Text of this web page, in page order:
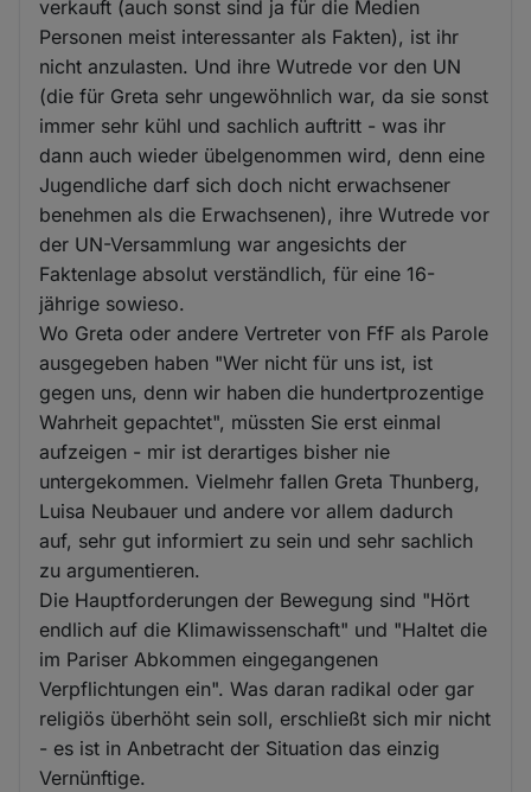
verkauft (auch sonst sind ja für die Medien
Personen meist interessanter als Fakten), ist ihr
nicht anzulasten. Und ihre Wutrede vor den UN
(die für Greta sehr ungewöhnlich war, da sie sonst
immer sehr kühl und sachlich auftritt - was ihr
dann auch wieder übelgenommen wird, denn eine
Jugendliche darf sich doch nicht erwachsener
benehmen als die Erwachsenen), ihre Wutrede vor
der UN-Versammlung war angesichts der
Faktenlage absolut verständlich, für eine 16-
jährige sowieso.
Wo Greta oder andere Vertreter von FfF als Parole
ausgegeben haben "Wer nicht für uns ist, ist
gegen uns, denn wir haben die hundertprozentige
Wahrheit gepachtet", müssten Sie erst einmal
aufzeigen - mir ist derartiges bisher nie
untergekommen. Vielmehr fallen Greta Thunberg,
Luisa Neubauer und andere vor allem dadurch
auf, sehr gut informiert zu sein und sehr sachlich
zu argumentieren.
Die Hauptforderungen der Bewegung sind "Hört
endlich auf die Klimawissenschaft" und "Haltet die
im Pariser Abkommen eingegangenen
Verpflichtungen ein". Was daran radikal oder gar
religiös überhöht sein soll, erschließt sich mir nicht
- es ist in Anbetracht der Situation das einzig
Vernünftige.